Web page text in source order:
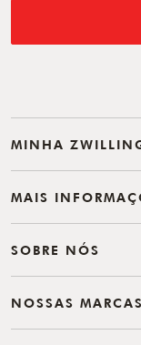
MINHA
MAIS
SOBRE NÓS
NOSSAS MARCAS